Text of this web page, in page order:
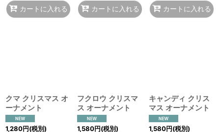
カートに入れる カートに入れる カートに入れる
クマ クリスマス オ
ーナメント
1,280円(税別)
フクロウ クリスマ
ス オーナメント
1,580円(税別)
キャンディ クリス
マス オーナメント
1,580円(税別)